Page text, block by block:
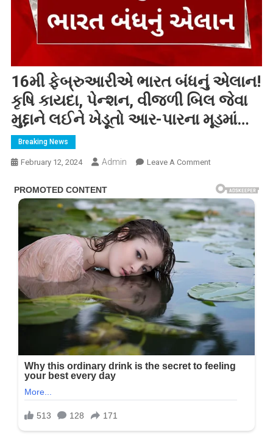
16મી ફેબ્રુઆરીએ ભારત બંધનું એલાન!
કૃષિ કાયદા, પેન્શન, વીજળી બિલ જેવા
મુદ્દાને લઈને ખેડૂતો આર-પારના મૂડમાં…
Breaking News
February 12, 2024 Admin Leave A CommentOn
ફેબ્રુઆરીએ
ભારત
બંધનું
એલાન!
કૃષિ
કાયદા,
વીજળી
બિલ
જેવા
મુદ્દાને
લઈને
ખેડૂતો
આર-
મૂડમાં…